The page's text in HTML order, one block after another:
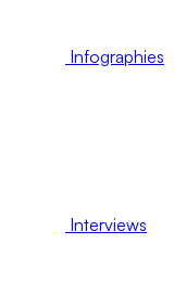
Infographies
Interviews